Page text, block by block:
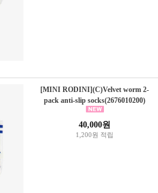
[MINI RODINI](C)Velvet worm 2-
pack anti-slip socks(2676010200)
40,000원
1,200원 적립